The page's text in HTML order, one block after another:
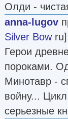
Олди -
anna-lugov
Silver Bowru]
Герои
пороками.
Минотавр -
войну...
серьезные